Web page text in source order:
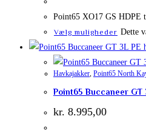
Point65 XO17 GS HDPE
Vælg muligheder Dette
Havkajakker, Point65 North
Point65 Buccaneer GT
kr. 8.995,00